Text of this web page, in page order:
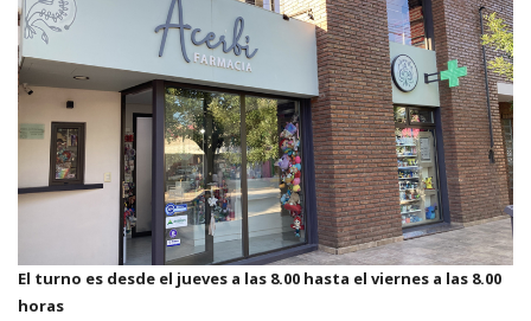
El turno es desde el jueves a las 8.00 hasta el viernes a las 8.00
horas